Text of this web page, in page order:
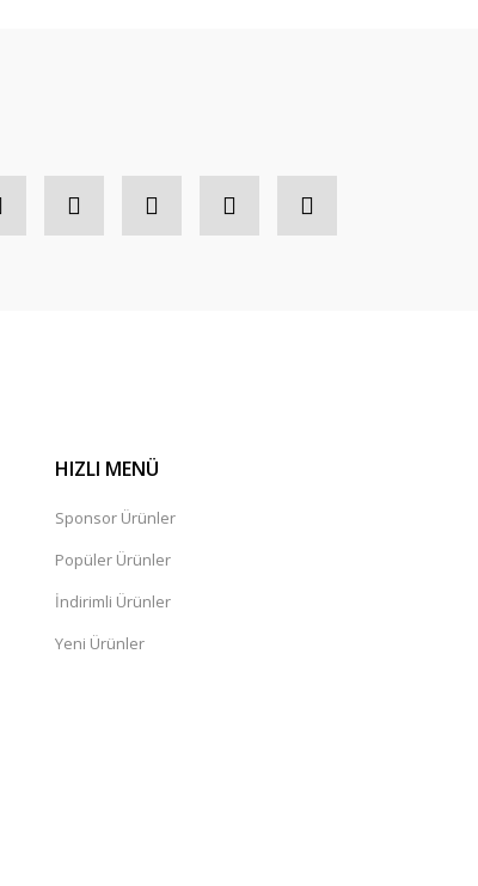
HIZLI MENÜ
Sponsor Ürünler
Popüler Ürünler
İndirimli Ürünler
Yeni Ürünler